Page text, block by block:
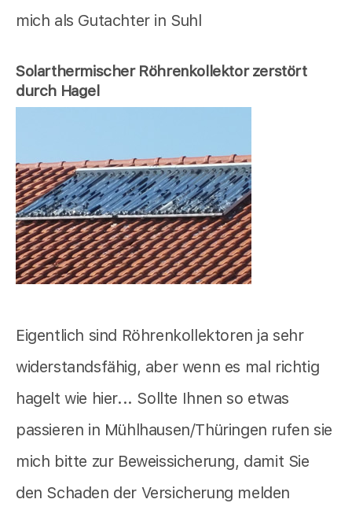
mich als Gutachter in Suhl
Solarthermischer Röhrenkollektor zerstört
durch Hagel
Eigentlich sind Röhrenkollektoren ja sehr
widerstandsfähig, aber wenn es mal richtig
hagelt wie hier... Sollte Ihnen so etwas
passieren in Mühlhausen/Thüringen rufen sie
mich bitte zur Beweissicherung, damit Sie
den Schaden der Versicherung melden